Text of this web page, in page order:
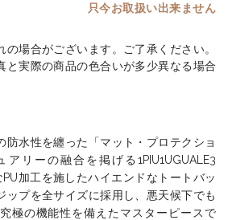
只今お取扱い出来ません
の場合がございます。ご了承ください。
と実際の商品の色合いが多少異なる場合
防水性を纏った「マット・プロテクショ
リーの融合を掲げる1PIU1UGUALE3
加工を施したハイエンドなトートバッ
ップを全サイズに採用し、悪天候下でも
極の機能性を備えたマスターピースで